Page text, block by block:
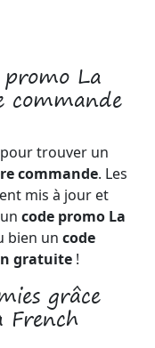
promo La
commande
trouver un
commande. Les
mis à jour et
code promo La
bien un code
gratuite !
grâce
French